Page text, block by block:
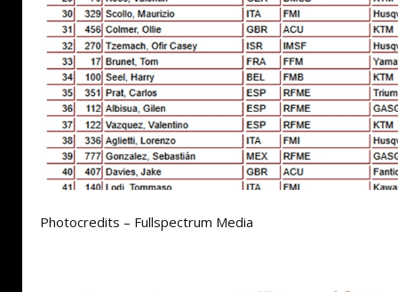
Photocredits – Fullspectrum Media